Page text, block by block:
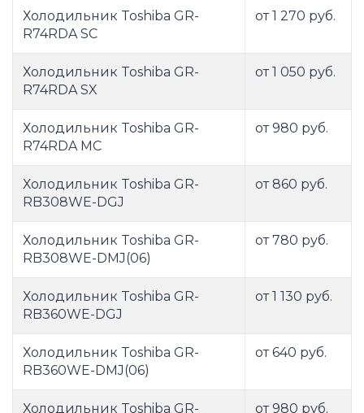
Холодильник Toshiba GR-
R74RDA SC
от 1 270 руб.
Холодильник Toshiba GR-
R74RDA SX
от 1 050 руб.
Холодильник Toshiba GR-
R74RDA МС
от 980 руб.
Холодильник Toshiba GR-
RB308WE-DGJ
от 860 руб.
Холодильник Toshiba GR-
RB308WE-DMJ(06)
от 780 руб.
Холодильник Toshiba GR-
RB360WE-DGJ
от 1 130 руб.
Холодильник Toshiba GR-
RB360WE-DMJ(06)
от 640 руб.
Холодильник Toshiba GR-
от 980 руб.